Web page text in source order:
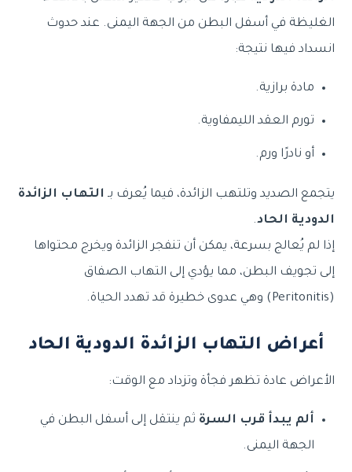
الغليظة في أسفل البطن من الجهة اليمنى. عند حدوث
انسداد فيها نتيجة:
مادة برازية.
تورم العقد الليمفاوية.
أو نادرًا ورم.
يتجمع الصديد وتلتهب الزائدة، فيما يُعرف بـ التهاب الزائدة
الدودية الحاد.
إذا لم يُعالج بسرعة، يمكن أن تنفجر الزائدة ويخرج محتواها
إلى تجويف البطن، مما يؤدي إلى التهاب الصفاق
أعراض التهاب الزائدة الدودية الحاد
الأعراض عادة تظهر فجأة وتزداد مع الوقت:
ألم يبدأ قرب السرة ثم ينتقل إلى أسفل البطن في
الجهة اليمنى.